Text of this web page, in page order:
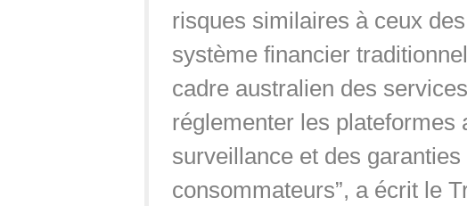
risques similaires à ceux
système financier
cadre australien des
réglementer les plateformes
surveillance et des
consommateurs”, a écrit le